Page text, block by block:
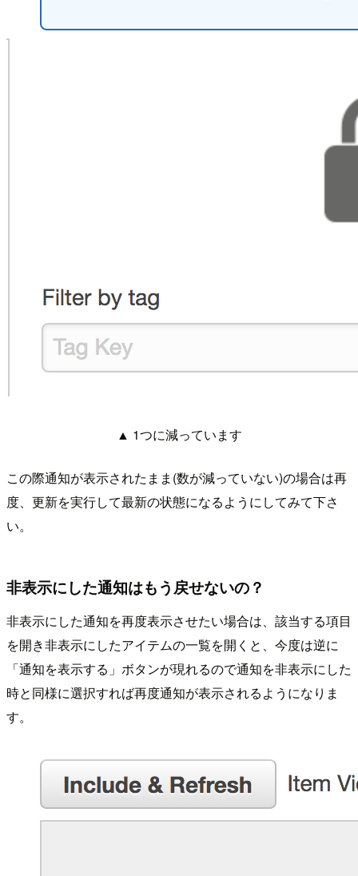
▲ 1つに減っています
この際通知が表示されたまま(数が減っていない)の場合は再
度、更新を実行して最新の状態になるようにしてみて下さ
い。
非表示にした通知はもう戻せないの？
非表示にした通知を再度表示させたい場合は、該当する項目
を開き非表示にしたアイテムの一覧を開くと、今度は逆に
「通知を表示する」ボタンが現れるので通知を非表示にした
時と同様に選択すれば再度通知が表示されるようになりま
す。